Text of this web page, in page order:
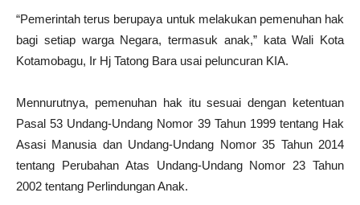
“Pemerintah terus berupaya untuk melakukan pemenuhan hak
bagi setiap warga Negara, termasuk anak,” kata Wali Kota
Kotamobagu, Ir Hj Tatong Bara usai peluncuran KIA.
Mennurutnya, pemenuhan hak itu sesuai dengan ketentuan
Pasal 53 Undang-Undang Nomor 39 Tahun 1999 tentang Hak
Asasi Manusia dan Undang-Undang Nomor 35 Tahun 2014
tentang Perubahan Atas Undang-Undang Nomor 23 Tahun
2002 tentang Perlindungan Anak.